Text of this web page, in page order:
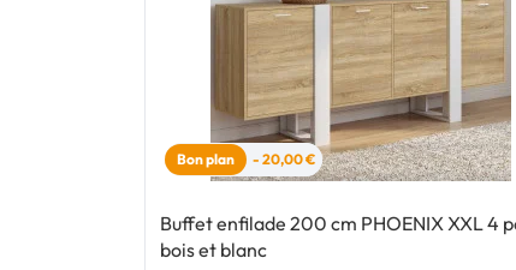
Bon plan - 20,00 €
Buffet enfilade 200 cm PHOENIX XXL 4
bois et blanc